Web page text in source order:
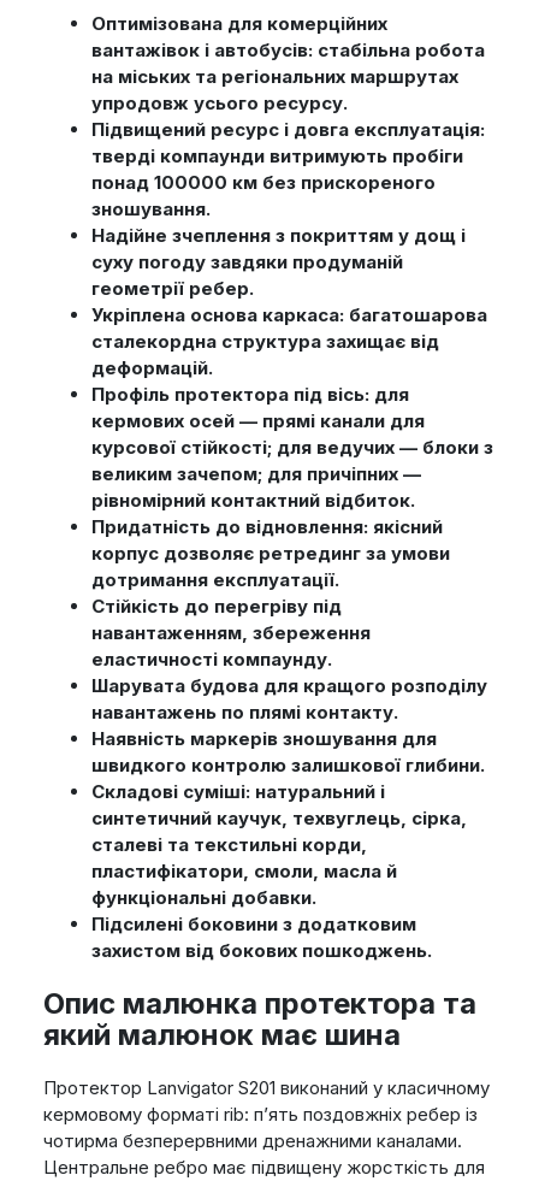
Оптимізована для комерційних
вантажівок і автобусів: стабільна робота
на міських та регіональних маршрутах
упродовж усього ресурсу.
Підвищений ресурс і довга експлуатація:
тверді компаунди витримують пробіги
понад 100000 км без прискореного
зношування.
Надійне зчеплення з покриттям у дощ і
суху погоду завдяки продуманій
геометрії ребер.
Укріплена основа каркаса: багатошарова
сталекордна структура захищає від
деформацій.
Профіль протектора під вісь: для
кермових осей — прямі канали для
курсової стійкості; для ведучих — блоки з
великим зачепом; для причіпних —
рівномірний контактний відбиток.
Придатність до відновлення: якісний
корпус дозволяє ретрединг за умови
дотримання експлуатації.
Стійкість до перегріву під
навантаженням, збереження
еластичності компаунду.
Шарувата будова для кращого розподілу
навантажень по плямі контакту.
Наявність маркерів зношування для
швидкого контролю залишкової глибини.
Складові суміші: натуральний і
синтетичний каучук, техвуглець, сірка,
сталеві та текстильні корди,
пластифікатори, смоли, масла й
функціональні добавки.
Підсилені боковини з додатковим
захистом від бокових пошкоджень.
Опис малюнка протектора та
який малюнок має шина
Протектор Lanvigator S201 виконаний у класичному
кермовому форматі rib: п’ять поздовжніх ребер із
чотирма безперервними дренажними каналами.
Центральне ребро має підвищену жорсткість для